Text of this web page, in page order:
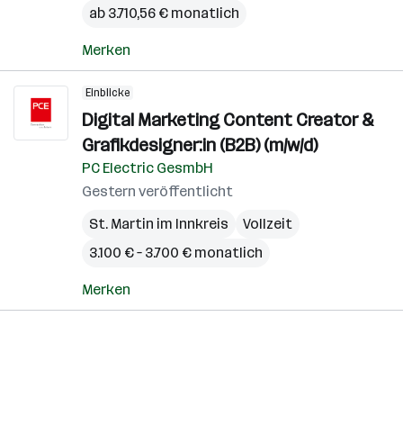
ab 3.710,56 € monatlich
Merken
Einblicke
Digital Marketing Content Creator &
Grafikdesigner:in (B2B) (m/w/d)
PC Electric GesmbH
Gestern veröffentlicht
St. Martin im Innkreis
Vollzeit
3.100 € – 3.700 € monatlich
Merken